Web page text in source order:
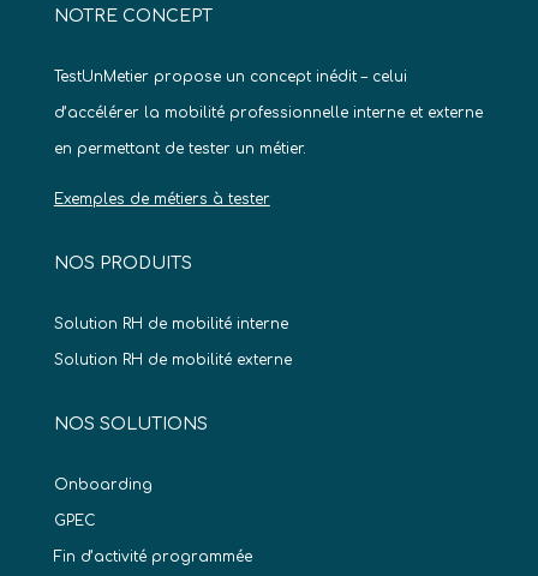
NOTRE CONCEPT
TestUnMetier propose un concept inédit – celui
d’accélérer la mobilité professionnelle interne et externe
en permettant de tester un métier.
Exemples de métiers à tester
NOS PRODUITS
Solution RH de mobilité interne
Solution RH de mobilité externe
NOS SOLUTIONS
Onboarding
GPEC
Fin d’activité programmée